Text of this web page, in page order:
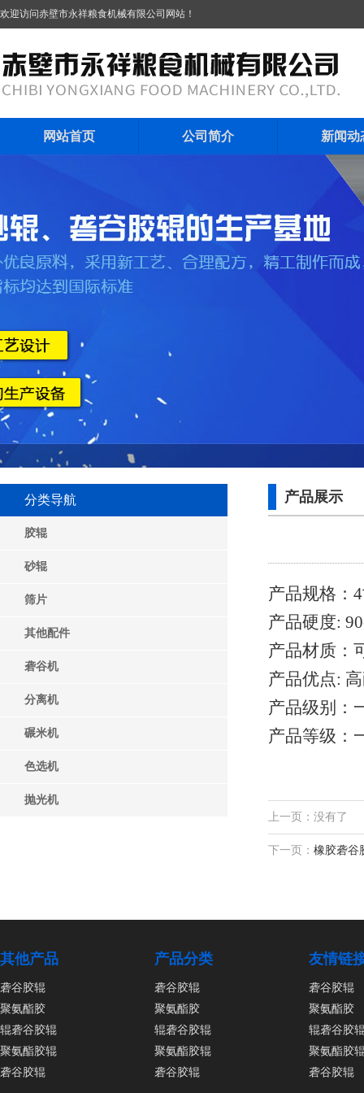
欢迎访问赤壁市永祥粮食机械有限公司网站！
网站首页 公司简介 新闻动
分类导航
胶辊
砂辊
筛片
其他配件
砻谷机
分离机
碾米机
色选机
抛光机
产品展示
产品规格： 4
产品硬度:
产品材质：
产品优点:
产品级别：
产品等级：
上一页：没有了
下一页： 橡胶砻谷
其他产品
砻谷胶辊
聚氨酯胶
辊砻谷胶辊
聚氨酯胶辊
砻谷胶辊
产品分类
砻谷胶辊
聚氨酯胶
辊砻谷胶辊
聚氨酯胶辊
砻谷胶辊
友情链
砻谷胶辊
聚氨酯胶
辊砻谷胶
聚氨酯胶
砻谷胶辊